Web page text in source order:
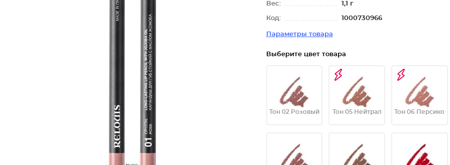
Вес: 1,1 г
Код: 1000730966
Параметры товара
Выберите цвет товара
Тон 02 Розовый Тон 05 Нейтрал Тон 06 Персико